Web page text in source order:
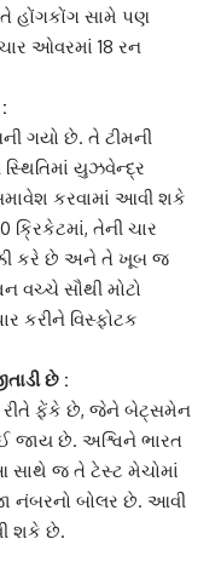
હોંગકોંગ સામે પણ
ઓવરમાં 18 રન
ગયો છે. તે ટીમની
યુઝવેન્દ્ર
કરવામાં આવી શકે
ક્રિકેટમાં, તેની ચાર
કરે છે અને તે ખૂબ જ
વચ્ચે સૌથી મોટો
કરીને વિસ્ફોટક
છે :
રીતે ફેંકે છે, જેને બેટ્સમેન
છે. અશ્વિને ભારત
સાથે જ તે ટેસ્ટ મેચોમાં
નંબરનો બોલર છે. આવી
શકે છે.